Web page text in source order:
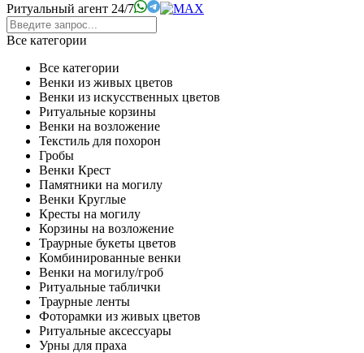
Ритуальный агент 24/7
Все категории
Все категории
Венки из живых цветов
Венки из искусственных цветов
Ритуальные корзины
Венки на возложение
Текстиль для похорон
Гробы
Венки Крест
Памятники на могилу
Венки Круглые
Кресты на могилу
Корзины на возложение
Траурные букеты цветов
Комбинированные венки
Венки на могилу/гроб
Ритуальные таблички
Траурные ленты
Фоторамки из живых цветов
Ритуальные аксессуары
Урны для праха